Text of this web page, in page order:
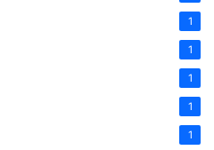
1
1
1
1
1